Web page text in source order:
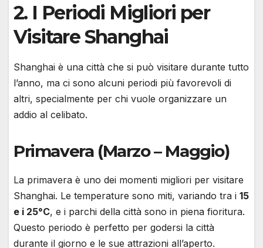
2. I Periodi Migliori per
Visitare Shanghai
Shanghai è una città che si può visitare durante tutto
l’anno, ma ci sono alcuni periodi più favorevoli di
altri, specialmente per chi vuole organizzare un
addio al celibato.
Primavera (Marzo – Maggio)
La primavera è uno dei momenti migliori per visitare
Shanghai. Le temperature sono miti, variando tra i 15
e i 25°C, e i parchi della città sono in piena fioritura.
Questo periodo è perfetto per godersi la città
durante il giorno e le sue attrazioni all’aperto.